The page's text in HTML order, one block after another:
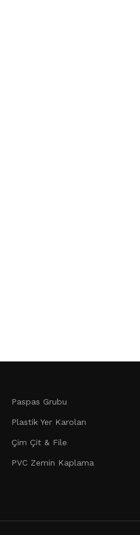
Paspas Grubu
Plastik Yer Karoları
Çim Çit & File
PVC Zemin Kaplama